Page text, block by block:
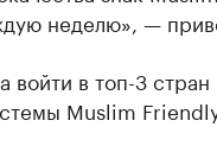
неделю», —
войти в топ-3
Muslim